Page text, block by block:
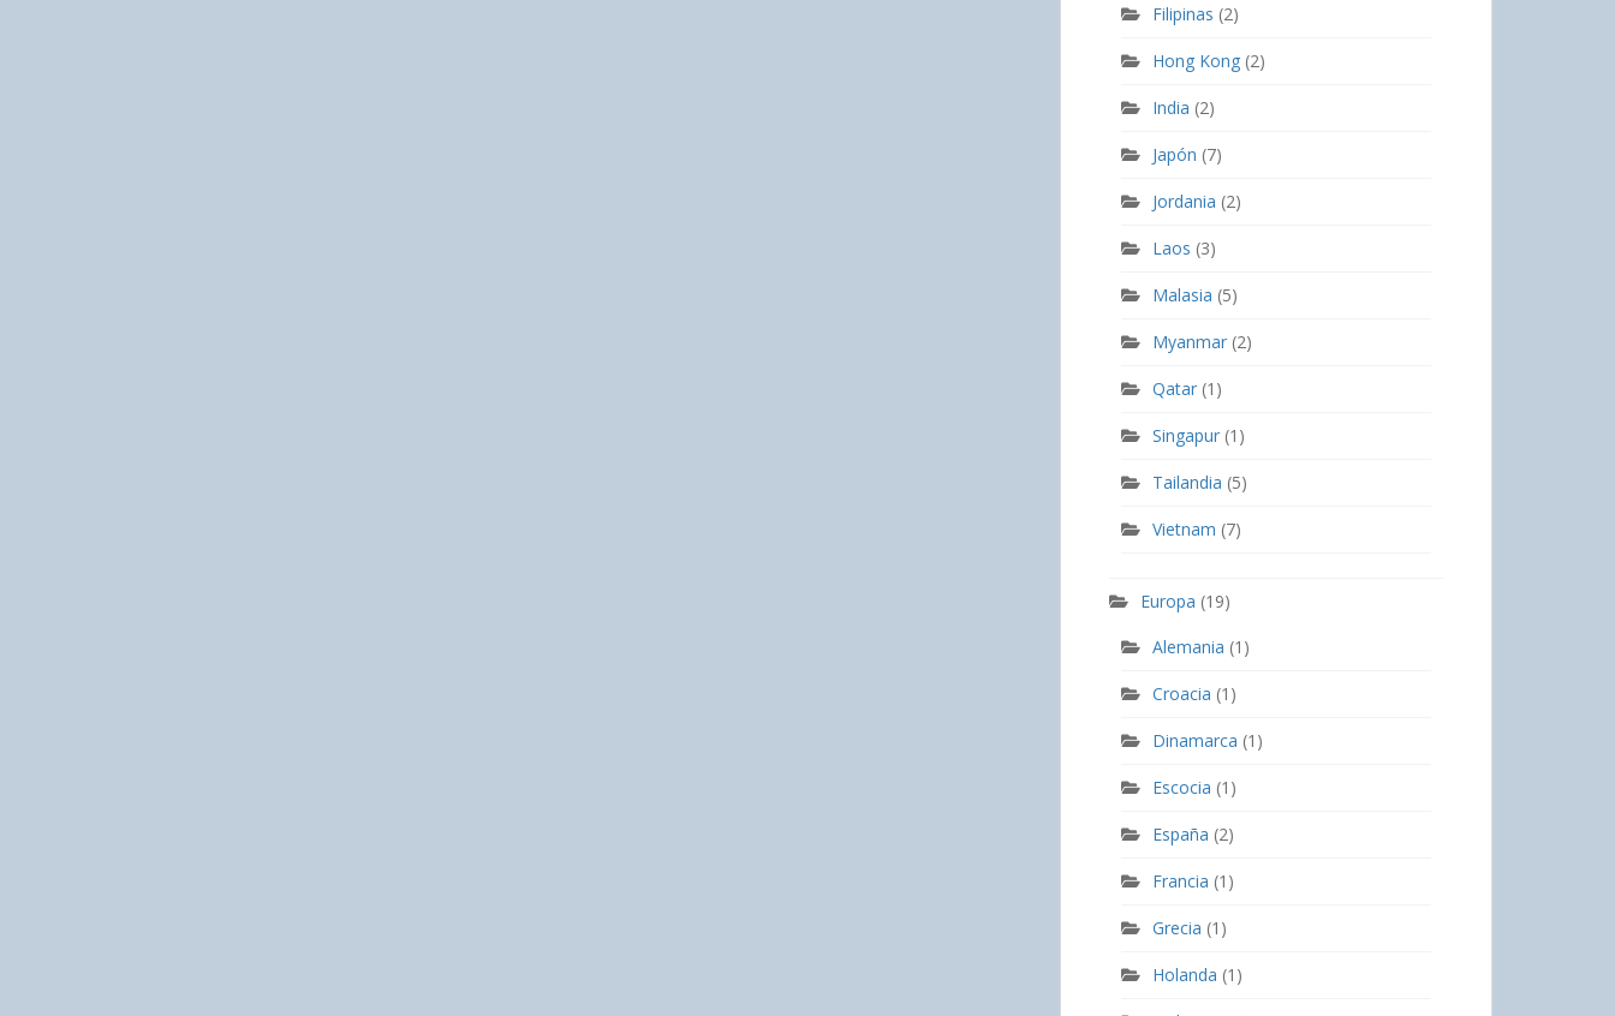
Filipinas (2)
Hong Kong (2)
India (2)
Japón (7)
Jordania (2)
Laos (3)
Malasia (5)
Myanmar (2)
Qatar (1)
Singapur (1)
Tailandia (5)
Vietnam (7)
Europa (19)
Alemania (1)
Croacia (1)
Dinamarca (1)
Escocia (1)
España (2)
Francia (1)
Grecia (1)
Holanda (1)